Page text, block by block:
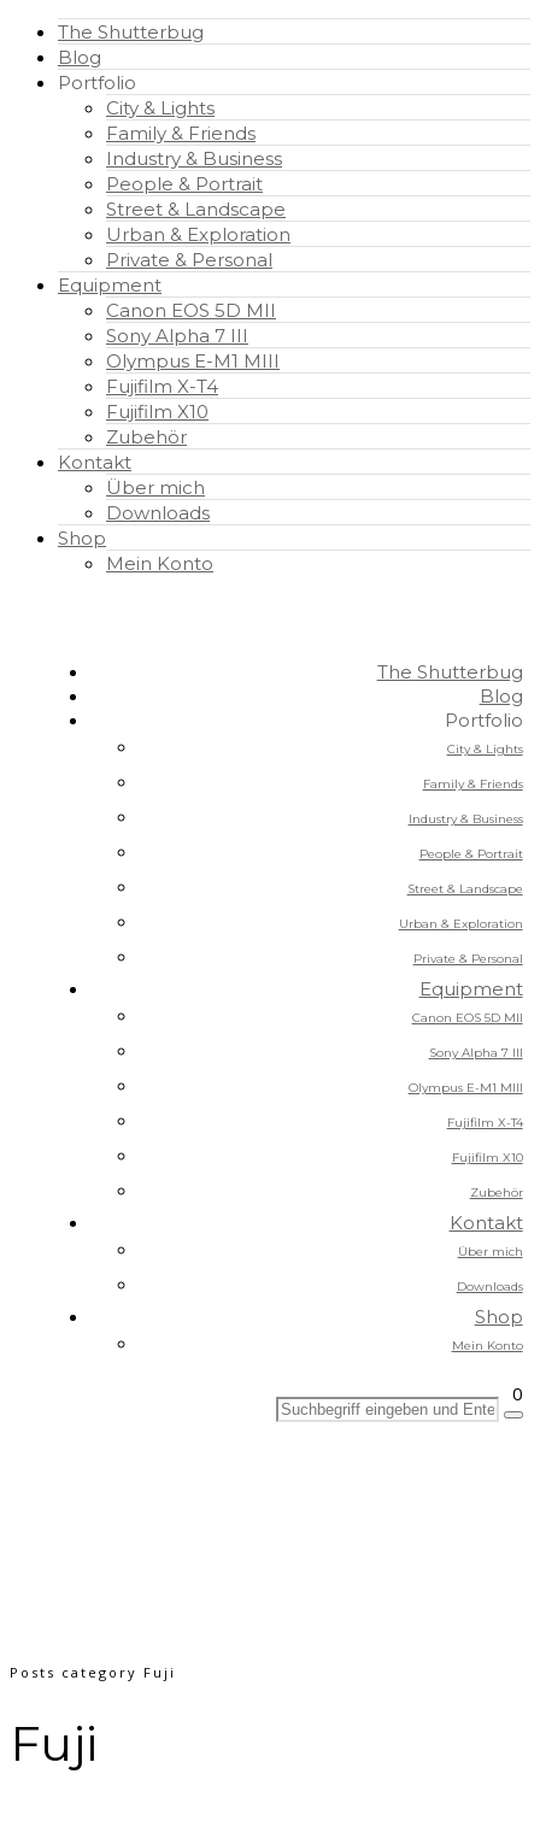
The Shutterbug
Blog
Portfolio
City & Lights
Family & Friends
Industry & Business
People & Portrait
Street & Landscape
Urban & Exploration
Private & Personal
Equipment
Canon EOS 5D MII
Sony Alpha 7 III
Olympus E-M1 MIII
Fujifilm X-T4
Fujifilm X10
Zubehör
Kontakt
Über mich
Downloads
Shop
Mein Konto
The Shutterbug
Blog
Portfolio
City & Lights
Family & Friends
Industry & Business
People & Portrait
Street & Landscape
Urban & Exploration
Private & Personal
Equipment
Canon EOS 5D MII
Sony Alpha 7 III
Olympus E-M1 MIII
Fujifilm X-T4
Fujifilm X10
Zubehör
Kontakt
Über mich
Downloads
Shop
Mein Konto
0
Posts category Fuji
Fuji